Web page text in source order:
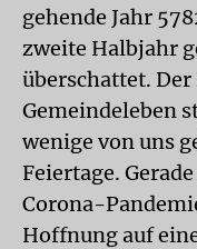
gehende Jahr
zweite Halbjahr
überschattet.
Gemeindeleben
wenige von uns
Feiertage.
Corona-
Hoffnung auf